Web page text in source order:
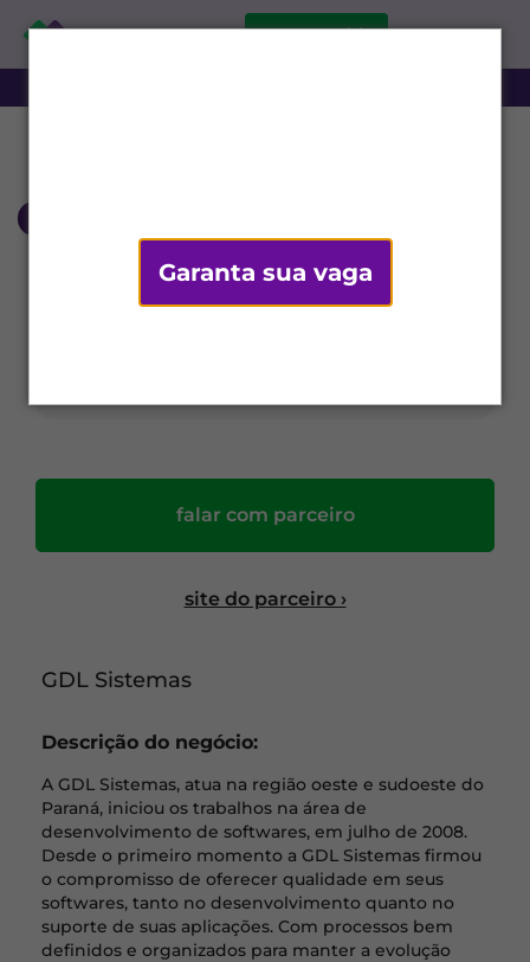
Garanta sua vaga
comece grátis
falar com parceiro
site do parceiro ›
GDL Sistemas
Descrição do negócio:
A GDL Sistemas, atua na região oeste e sudoeste do
Paraná, iniciou os trabalhos na área de
desenvolvimento de softwares, em julho de 2008.
Desde o primeiro momento a GDL Sistemas firmou
o compromisso de oferecer qualidade em seus
softwares, tanto no desenvolvimento quanto no
suporte de suas aplicações. Com processos bem
definidos e organizados para manter a evolução